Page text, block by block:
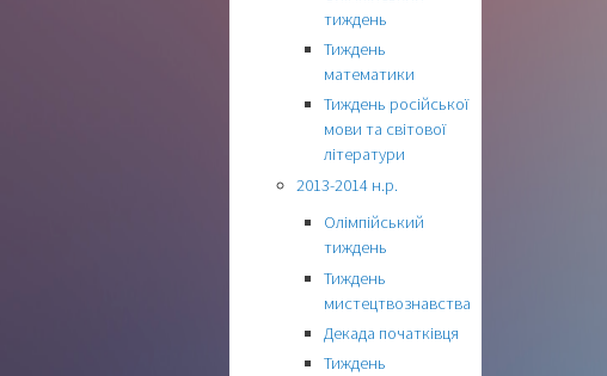
тиждень
Тиждень
математики
Тиждень російської
мови та світової
літератури
2013-2014 н.р.
Олімпійський
тиждень
Тиждень
мистецтвознавства
Декада початківця
Тиждень